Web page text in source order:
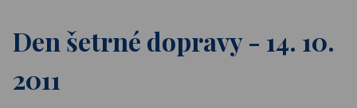
Den šetrné dopravy - 14. 10.
2011